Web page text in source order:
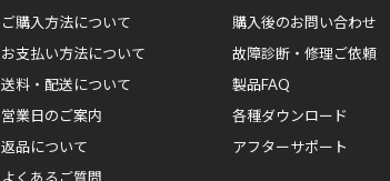
ご購入方法について
お支払い方法について
送料・配送について
営業日のご案内
返品について
購入後のお問い合わせ
故障診断・修理ご依頼
製品FAQ
各種ダウンロード
アフターサポート